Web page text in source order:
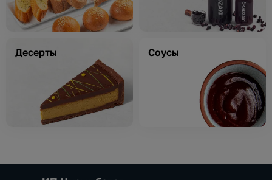
Десерты Соусы